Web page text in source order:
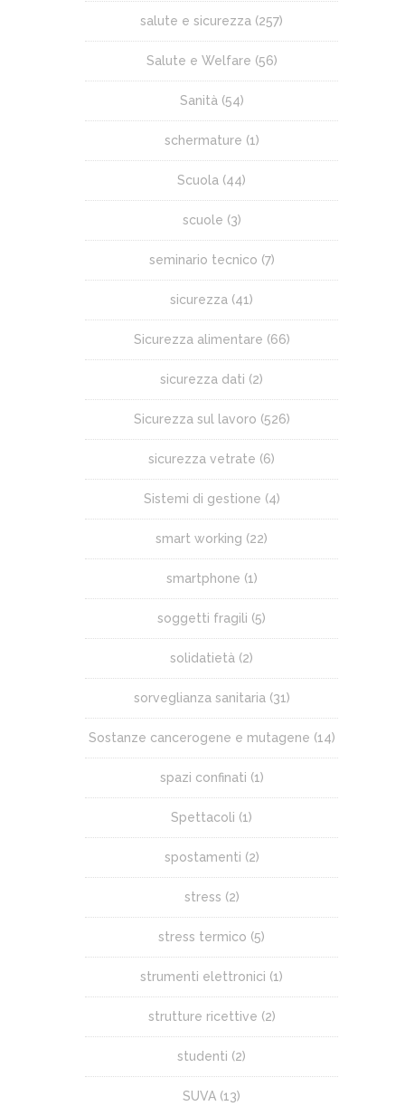
salute e sicurezza (257)
Salute e Welfare (56)
Sanità (54)
schermature (1)
Scuola (44)
scuole (3)
seminario tecnico (7)
sicurezza (41)
Sicurezza alimentare (66)
sicurezza dati (2)
Sicurezza sul lavoro (526)
sicurezza vetrate (6)
Sistemi di gestione (4)
smart working (22)
smartphone (1)
soggetti fragili (5)
solidatietà (2)
sorveglianza sanitaria (31)
Sostanze cancerogene e mutagene (14)
spazi confinati (1)
Spettacoli (1)
spostamenti (2)
stress (2)
stress termico (5)
strumenti elettronici (1)
strutture ricettive (2)
studenti (2)
SUVA (13)